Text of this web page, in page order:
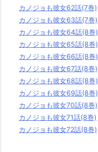
カノジョも彼女62話(7巻)
カノジョも彼女63話(7巻)
カノジョも彼女64話(8巻)
カノジョも彼女65話(8巻)
カノジョも彼女66話(8巻)
カノジョも彼女67話(8巻)
カノジョも彼女68話(8巻)
カノジョも彼女69話(8巻)
カノジョも彼女70話(8巻)
カノジョも彼女71話(8巻)
カノジョも彼女72話(8巻)